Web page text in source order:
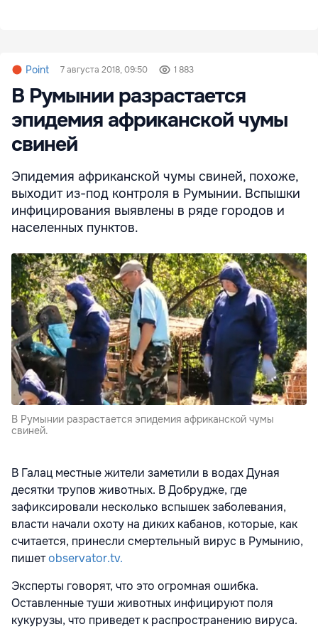
Point 7 августа 2018, 09:50 1 883
В Румынии разрастается
эпидемия африканской чумы
свиней
Эпидемия африканской чумы свиней, похоже,
выходит из-под контроля в Румынии. Вспышки
инфицирования выявлены в ряде городов и
населенных пунктов.
В Румынии разрастается эпидемия африканской чумы
свиней.
В Галац местные жители заметили в водах Дуная
десятки трупов животных. В Добрудже, где
зафиксировали несколько вспышек заболевания,
власти начали охоту на диких кабанов, которые, как
считается, принесли смертельный вирус в Румынию,
пишетobservator.tv.
Эксперты говорят, что это огромная ошибка.
Оставленные туши животных инфицируют поля
кукурузы, что приведет к распространению вируса.